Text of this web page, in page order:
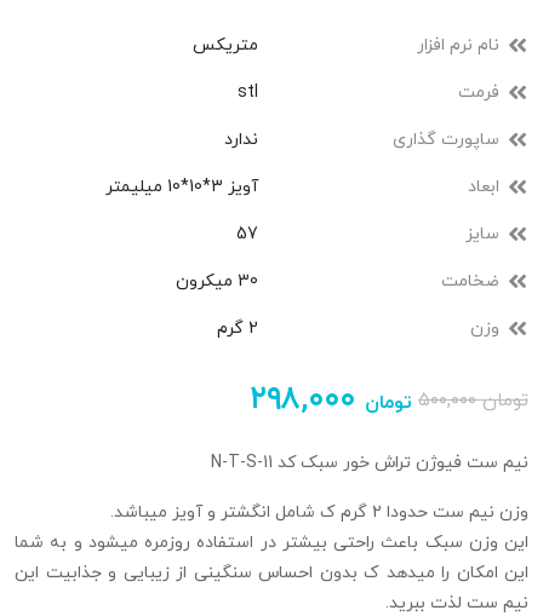
نام نرم افزار متریکس
فرمت stl
ساپورت گذاری ندارد
ابعاد آویز 3*10*10 میلیمتر
سایز 57
ضخامت 30 میکرون
وزن 2 گرم
۵۰۰,۰۰۰تومان ۲۹۸,۰۰۰ تومان
نیم ست فیوژن تراش خور سبک کد N-T-S-11
وزن نیم ست حدودا 2 گرم ک شامل انگشتر و آویز میباشد.
این وزن سبک باعث راحتی بیشتر در استفاده روزمره میشود و به شما
این امکان را میدهد ک بدون احساس سنگینی از زیبایی و جذابیت این
نیم ست لذت ببرید.